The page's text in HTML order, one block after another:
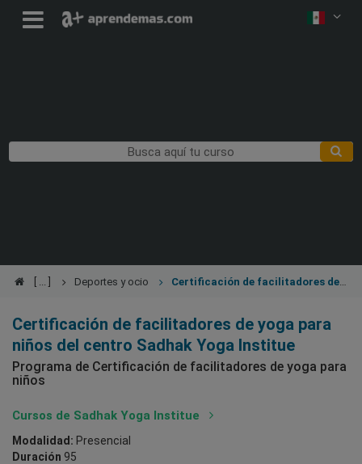
Deportes y ocio
Certificación de facilitadores de yoga para
niños del centro Sadhak Yoga Institue
Programa de Certificación de facilitadores de yoga para
niños
Cursos de Sadhak Yoga Institue
Modalidad: Presencial
Duración 95